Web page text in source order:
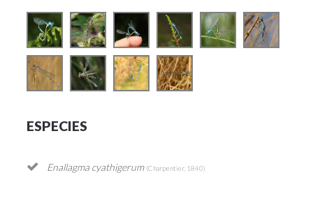
ESPECIES
Enallagma cyathigerum (Charpentier, 1840)